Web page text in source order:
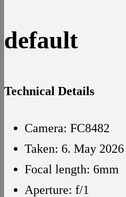
default
Technical Details
Camera: FC8482
Taken: 6. May 2026
Focal length: 6mm
Aperture: f/1